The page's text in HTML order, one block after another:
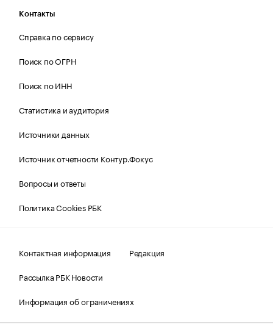
Контакты
Справка по сервису
Поиск по ОГРН
Поиск по ИНН
Статистика и аудитория
Источники данных
Источник отчетности Контур.Фокус
Вопросы и ответы
Политика Cookies РБК
Контактная информация
Редакция
Рассылка РБК Новости
Информация об ограничениях